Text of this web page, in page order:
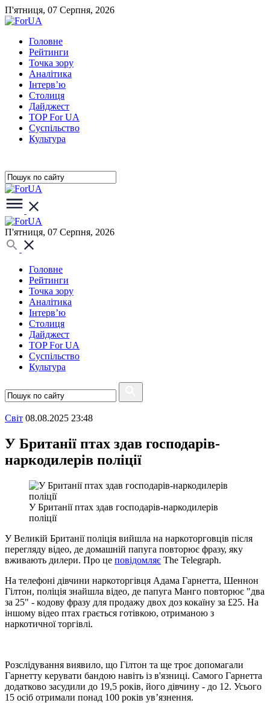
П'ятниця, 07 Серпня, 2026
Головне
Рейтинги
Точка зору
Аналітика
Інтерв’ю
Столиця
Дайджест
TOP For UA
Суспiльство
Культура
П'ятниця, 07 Серпня, 2026
Головне
Рейтинги
Точка зору
Аналітика
Інтерв’ю
Столиця
Дайджест
TOP For UA
Суспiльство
Культура
Свiт 08.08.2025 23:48
У Британії птах здав господарів-
наркодилерів поліції
У Британії птах здав господарів-наркодилерів
поліції
У Великій Британії поліція вийшла на наркоторговців після
перегляду відео, де домашній папуга повторює фразу, яку
вживають дилери. Про це повідомляє The Telegraph.
На телефоні дівчини наркоторгівця Адама Гарнетта, Шеннон
Гілтон, поліція знайшла відео, де папуга Манго повторює "два
за 25" - кодову фразу для продажу двох доз кокаїну за £25. На
іншому відео птах грається готівкою, отриманою з
наркотичної торгівлі.
Розслідування виявило, що Гілтон та ще троє допомагали
Гарнетту керувати бандою навіть із в'язниці. Самого Гарнетта
додатково засудили до 19,5 років, його дівчину - до 12. Усього
15 осіб отримали понад 100 років ув’язнення.